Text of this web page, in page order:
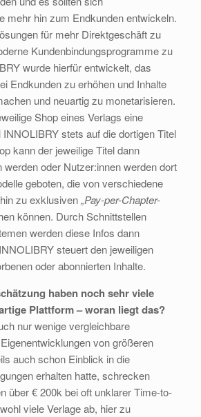
mehr hin zum Endkunden entwickeln.
für mehr Direktgeschäft zu
Kundenbindungsprogramme zu
wurde hierfür entwickelt, das
Endkunden zu erhöhen und Inhalte
und neuartig zu monetarisieren.
Shop eines Verlags eine
stets auf die dortigen Titel
kann der jeweilige Titel dann
werden oder Nutzer:innen werden dort
geboten, die von verschiedene
zu exklusiven„Pay-per-Chapter-
können. Durch Schnittstellen
werden diese Infos dann
steuert den jeweiligen
oder abonnierten Inhalte.
haben noch sehr viele
Plattform – woran liegt das?
nur wenige vergleichbare
von größeren
auch schon Einblick in die
erhalten hatte, schrecken
über € 200k bei oft unklarer Time-to-
viele Verlage ab, hier zu